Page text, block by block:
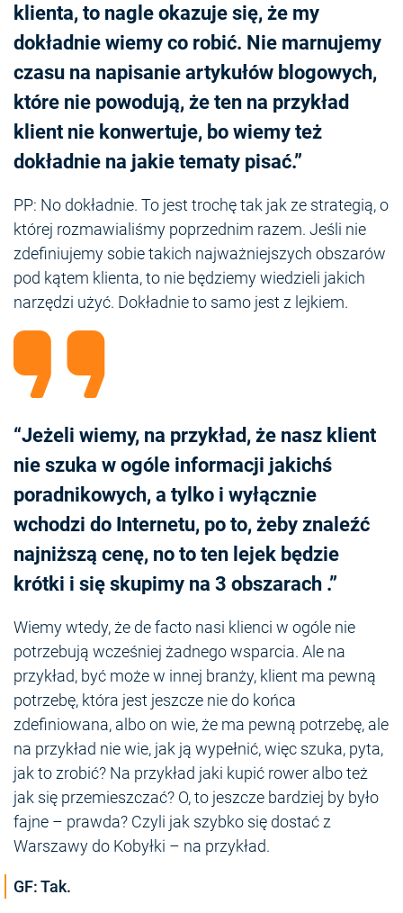
klienta, to nagle okazuje się, że my
dokładnie wiemy co robić. Nie marnujemy
czasu na napisanie artykułów blogowych,
które nie powodują, że ten na przykład
klient nie konwertuje, bo wiemy też
dokładnie na jakie tematy pisać.”
PP: No dokładnie. To jest trochę tak jak ze strategią, o
której rozmawialiśmy poprzednim razem. Jeśli nie
zdefiniujemy sobie takich najważniejszych obszarów
pod kątem klienta, to nie będziemy wiedzieli jakich
narzędzi użyć. Dokładnie to samo jest z lejkiem.
“Jeżeli wiemy, na przykład, że nasz klient
nie szuka w ogóle informacji jakichś
poradnikowych, a tylko i wyłącznie
wchodzi do Internetu, po to, żeby znaleźć
najniższą cenę, no to ten lejek będzie
krótki i się skupimy na 3 obszarach .”
Wiemy wtedy, że de facto nasi klienci w ogóle nie
potrzebują wcześniej żadnego wsparcia. Ale na
przykład, być może w innej branży, klient ma pewną
potrzebę, która jest jeszcze nie do końca
zdefiniowana, albo on wie, że ma pewną potrzebę, ale
na przykład nie wie, jak ją wypełnić, więc szuka, pyta,
jak to zrobić? Na przykład jaki kupić rower albo też
jak się przemieszczać? O, to jeszcze bardziej by było
fajne – prawda? Czyli jak szybko się dostać z
Warszawy do Kobyłki – na przykład.
GF: Tak.